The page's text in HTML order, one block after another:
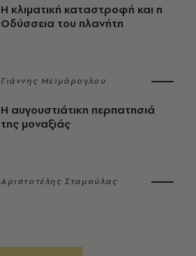
Η κλιματική καταστροφή και η
Οδύσσεια του πλανήτη
Γιάννης Μεϊμάρογλου
Η αυγουστιάτικη περπατησιά
της μοναξιάς
Αριστοτέλης Σταμούλας